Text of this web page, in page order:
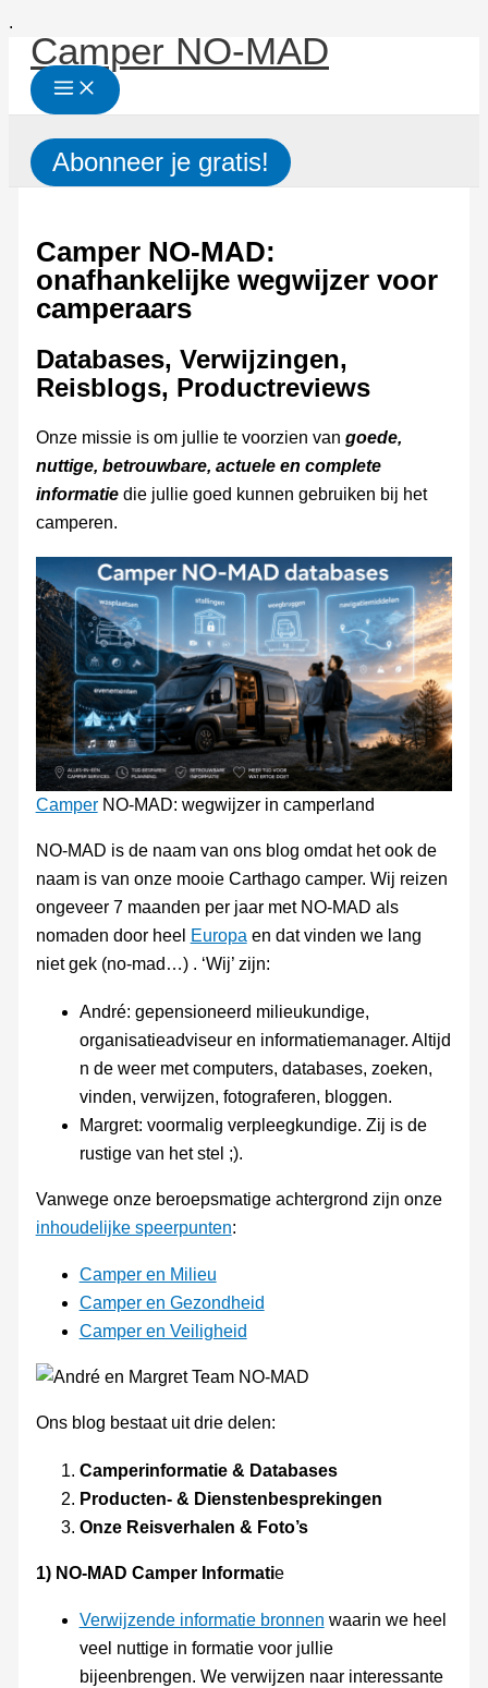
.
naar
inhoud
Camper NO-MAD
Abonneer je gratis!
Camper NO-MAD:
onafhankelijke wegwijzer voor
camperaars
Databases, Verwijzingen,
Reisblogs, Productreviews
Onze missie is om jullie te voorzien van goede,
nuttige, betrouwbare, actuele en complete
informatiedie jullie goed kunnen gebruiken bij het
camperen.
CamperNO-MAD: wegwijzer in camperland
NO-MAD is de naam van ons blog omdat het ook de
naam is van onze mooie Carthago camper. Wij reizen
ongeveer 7 maanden per jaar met NO-MAD als
nomaden door heel Europa en dat vinden we lang
niet gek (no-mad…) . ‘Wij’ zijn:
André: gepensioneerd milieukundige,
organisatieadviseur en informatiemanager. Altijd
n de weer met computers, databases, zoeken,
vinden, verwijzen, fotograferen, bloggen.
Margret: voormalig verpleegkundige. Zij is de
rustige van het stel ;).
Vanwege onze beroepsmatige achtergrond zijn onze
inhoudelijke speerpunten:
Camper en Milieu
Camper en Gezondheid
Camper en Veiligheid
Ons blog bestaat uit drie delen:
Camperinformatie & Databases
Producten- & Dienstenbesprekingen
Onze Reisverhalen & Foto’s
1) NO-MAD Camper Informatie
Verwijzende informatie bronnen waarin we heel
veel nuttige in formatie voor jullie
bijeenbrengen. We verwijzen naar interessante